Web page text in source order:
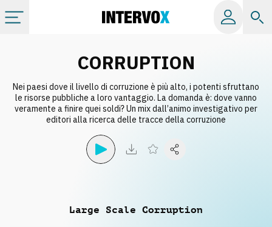
Album
CORRUPTION
Nei paesi dove il livello di corruzione è più alto, i potenti sfruttano
le risorse pubbliche a loro vantaggio. La domanda è: dove vanno
veramente a finire quei soldi? Un mix dall’animo investigativo per
editori alla ricerca delle tracce della corruzione
Large Scale Corruption